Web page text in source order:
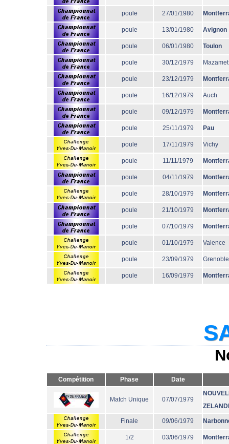
poule 27/01/1980
poule 13/01/1980 Avignon
poule 06/01/1980 Toulon
poule 30/12/1979 Mazamet
poule 23/12/1979
poule 16/12/1979 Auch
poule 09/12/1979
poule 25/11/1979 Pau
poule 17/11/1979 Vichy
poule 11/11/1979
poule 04/11/1979
poule 28/10/1979
poule 21/10/1979
poule 07/10/1979
poule 01/10/1979 Valence
poule 23/09/1979 Grenoble
poule 16/09/1979
Compétition Phase Date
Match Unique 07/07/1979
Finale 09/06/1979
1/2 03/06/1979